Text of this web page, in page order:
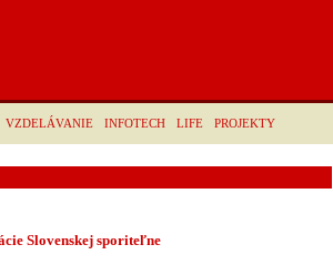
VZDELÁVANIE INFOTECH LIFE PROJEKTY
Slovenskej sporiteľne